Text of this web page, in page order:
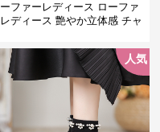
ファーレディース ローファ
ディース 艶やか立体感 チャ
人気